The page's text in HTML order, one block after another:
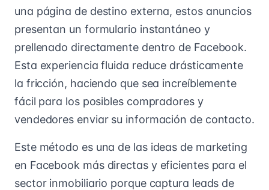
una página de destino externa, estos anuncios
presentan un formulario instantáneo y
prellenado directamente dentro de Facebook.
Esta experiencia fluida reduce drásticamente
la fricción, haciendo que sea increíblemente
fácil para los posibles compradores y
vendedores enviar su información de contacto.
Este método es una de las ideas de marketing
en Facebook más directas y eficientes para el
sector inmobiliario porque captura leads de